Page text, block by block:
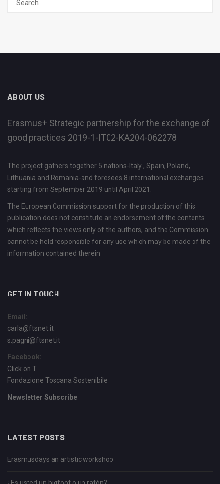
ABOUT US
Erasmus+ Strategic partnership for the exchange of
good practices 2019-1-IT02-KA204-062278
The project gathers together 5 nations-Italy , Spain, Poland,
Lithuania and Romania-and foresees 8 international exchanges
starting from September 2019 until April 2021.
The European Commission support for the production of this
publication does not constitute an endorsement of the contents
which reflects the views only of the authors, and the Commission
cannot be held responsible for any use which may be made of the
information contained therein
GET IN TOUCH
Email:
carla@ftsnet.it
s.pagni@ftsnet.it
Facebook:
Click on T
Fondazione Toscana Sostenibile
Newsletter Subscribe
LATEST POSTS
Erasmusdays an artistic workshop
¿Es usted un bigfoot o un ratón?